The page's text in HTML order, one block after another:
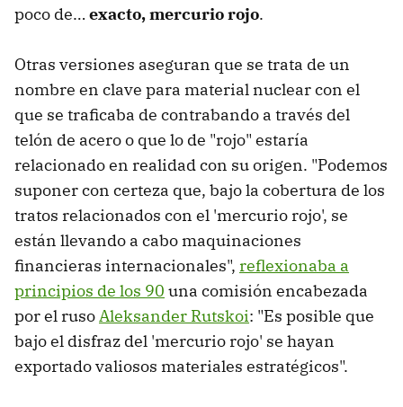
poco de… exacto, mercurio rojo.
Otras versiones aseguran que se trata de un
nombre en clave para material nuclear con el
que se traficaba de contrabando a través del
telón de acero o que lo de "rojo" estaría
relacionado en realidad con su origen. "Podemos
suponer con certeza que, bajo la cobertura de los
tratos relacionados con el 'mercurio rojo', se
están llevando a cabo maquinaciones
financieras internacionales", reflexionaba a
principios de los 90 una comisión encabezada
por el rusoAleksander Rutskoi: "Es posible que
bajo el disfraz del 'mercurio rojo' se hayan
exportado valiosos materiales estratégicos".